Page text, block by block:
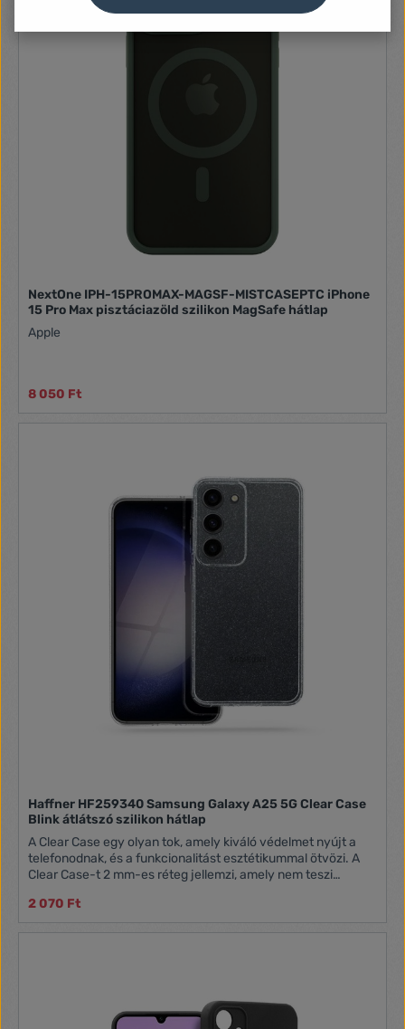
NextOne IPH-15PROMAX-MAGSF-MISTCASEPTC iPhone
15 Pro Max pisztáciazöld szilikon MagSafe hátlap
Apple
8 050 Ft
Haffner HF259340 Samsung Galaxy A25 5G Clear Case
Blink átlátszó szilikon hátlap
A Clear Case egy olyan tok, amely kiváló védelmet nyújt a
telefonodnak, és a funkcionalitást esztétikummal ötvözi. A
Clear Case-t 2 mm-es réteg jellemzi, amely nem teszi
sérülésektől, ha leejted. -ugalmas és tartós TPU anyagból
készült, így garantálja a hosszú távú használatot. A
2 070 Ft